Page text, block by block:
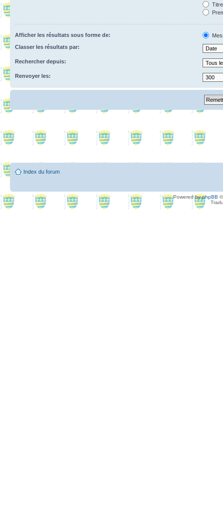
Afficher les résultats sous forme de:
Classer les résultats par:
Rechercher depuis:
Renvoyer les:
Index du forum
Powered byphpBB